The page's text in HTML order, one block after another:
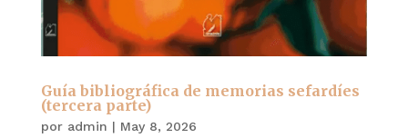
Guía bibliográfica de memorias sefardíes
(tercera parte)
por admin | May 8, 2026